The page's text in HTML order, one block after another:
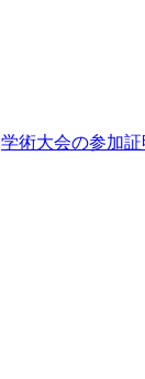
学術大会の参加